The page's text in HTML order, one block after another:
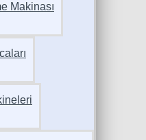
Makinası